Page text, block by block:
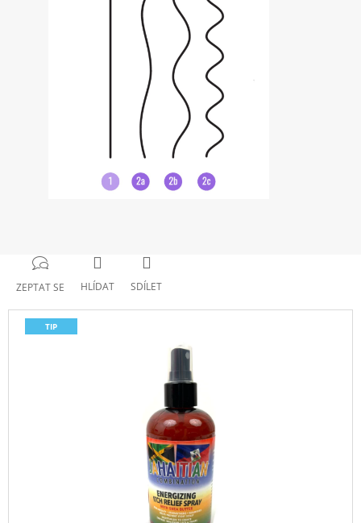
ZEPTAT SE HLÍDAT SDÍLET
TIP